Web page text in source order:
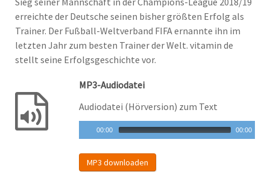
erreichte der Deutsche seinen bisher größten Erfolg als
Trainer. Der Fußball-Weltverband FIFA ernannte ihn im
letzten Jahr zum besten Trainer der Welt. vitamin de
stellt seine Erfolgsgeschichte vor.
MP3-Audiodatei
Audiodatei (Hörversion) zum Text
00:00 00:00
MP3 downloaden